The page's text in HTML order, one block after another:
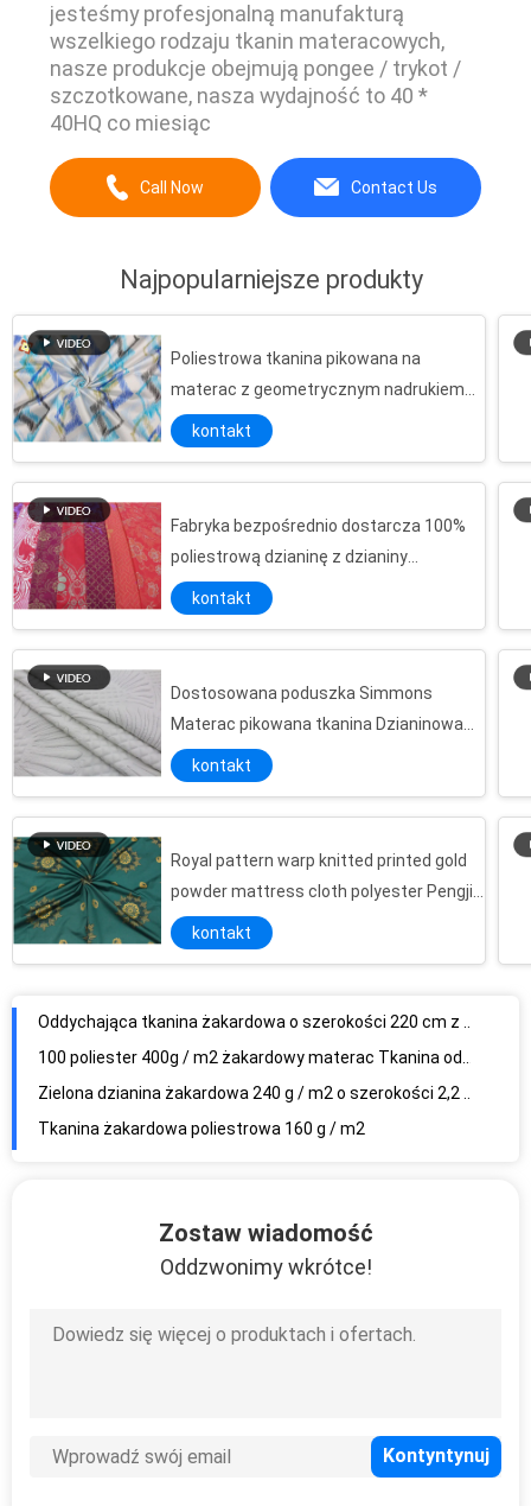
jesteśmy profesjonalną manufakturą
wszelkiego rodzaju tkanin materacowych,
nasze produkcje obejmują pongee / trykot /
szczotkowane, nasza wydajność to 40 *
40HQ co miesiąc
Call Now Contact Us
Najpopularniejsze produkty
Poliestrowa tkanina pikowana na
materac z geometrycznym nadrukiem
55 g / m2
kontakt
Fabryka bezpośrednio dostarcza 100%
poliestrową dzianinę z dzianiny
osnowowej z nadrukiem, tkaninę z
nadrukiem w złotym proszku
kontakt
Dostosowana poduszka Simmons
Materac pikowana tkanina Dzianinowa
żakardowa przędza barwiona lateksem
kontakt
Royal pattern warp knitted printed gold
powder mattress cloth polyester Pengji
fabric
kontakt
100 poliester 400g / m2 żakardowy materac Tkanina odporna na rozdarcie
Zielona dzianina żakardowa 240 g / m2 o szerokości 2,2 m na materac
Tkanina żakardowa poliestrowa 160 g / m2
Dzianina żakardowa 200g / m2
Wodoodporna zwykła dzianina poliestrowa o gramaturze 240 g / m2 Certyfikat SGS
Zostaw wiadomość
Oddzwonimy wkrótce!